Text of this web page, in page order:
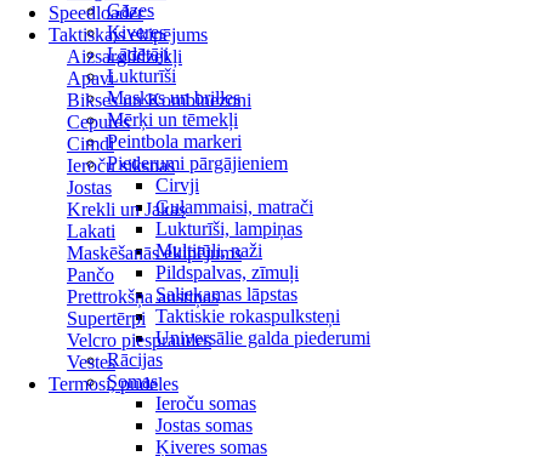
Speedloader
Taktiskais ekipējums
Aizsarglīdzekļi
Apavi
Bikses un Kombinezoni
Cepures
Cimdi
Ieroču siksnas
Jostas
Krekli un Jakas
Lakati
Maskēšanās ekipējums
Pančo
Prettrokšņa austiņas
Supertērpi
Velcro piespraudes
Vestes
Termosi, pudeles
Gāzes
Ķiveres
Lādētāji
Lukturīši
Maskas un brilles
Mērķi un tēmekļi
Peintbola markeri
Piederumi pārgājieniem
Cirvji
Guļammaisi, matrači
Lukturīši, lampiņas
Multitūli, naži
Pildspalvas, zīmuļi
Saliekamas lāpstas
Taktiskie rokaspulksteņi
Universālie galda piederumi
Rācijas
Somas
Ieroču somas
Jostas somas
Ķiveres somas